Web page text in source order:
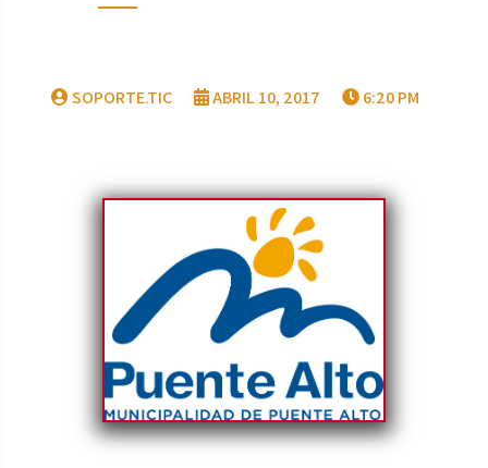
SOPORTE.TIC ABRIL 10, 2017 6:20 PM